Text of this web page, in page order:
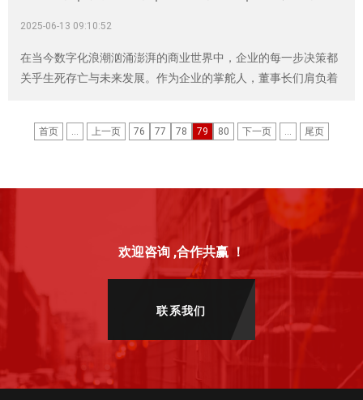
2025-06-13 09:10:52
在当今数字化浪潮汹涌澎湃的商业世界中，企业的每一步决策都
关乎生死存亡与未来发展。作为企业的掌舵人，董事长们肩负着
着巨大潜力，能够成为企业数字化转型的关键战略支点。在这
首页 ... 上一页 76 77 78 79 80 下一页 ... 尾页
欢迎咨询 ,合作共赢 ！
联系我们